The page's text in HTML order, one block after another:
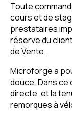
Toute
cours et de
prestataires
réserve du
de Vente.
Microforge a
douce. Dans
directe, et la
remorques à